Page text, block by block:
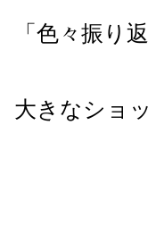
「色々振り
大きなショ